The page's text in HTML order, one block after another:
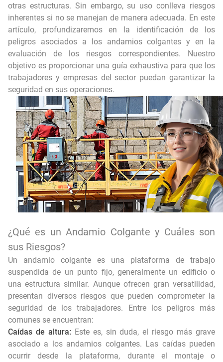
¿Vale la pena implementar un Sistema de Gestión de la Calidad? 🤔✅ La verdad incómoda... 😢
otras estructuras. Sin embargo, su uso conlleva riesgos
inherentes si no se manejan de manera adecuada. En este
artículo, profundizaremos en la identificación de los
peligros asociados a los andamios colgantes y en la
evaluación de los riesgos correspondientes. Nuestro
objetivo es proporcionar una guía exhaustiva para que los
trabajadores y empresas del sector puedan garantizar la
seguridad en sus operaciones.
¿Qué es un Andamio Colgante y Cuáles son
sus Riesgos?
Un andamio colgante es una plataforma de trabajo
suspendida de un punto fijo, generalmente un edificio o
una estructura similar. Aunque ofrecen gran versatilidad,
presentan diversos riesgos que pueden comprometer la
seguridad de los trabajadores. Entre los peligros más
comunes se encuentran:
Caídas de altura: Este es, sin duda, el riesgo más grave
asociado a los andamios colgantes. Las caídas pueden
ocurrir desde la plataforma, durante el montaje o